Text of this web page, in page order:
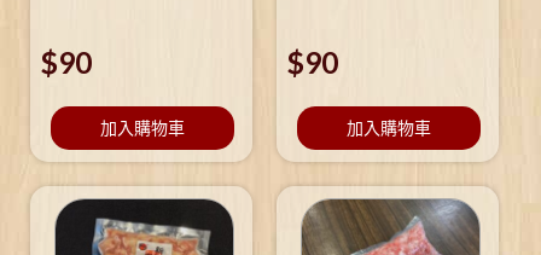
$90
加入購物車
$90
加入購物車